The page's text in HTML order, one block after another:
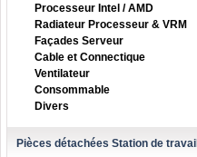
Processeur Intel / AMD
Radiateur Processeur & VRM
Façades Serveur
Cable et Connectique
Ventilateur
Consommable
Divers
Pièces détachées Station de travail